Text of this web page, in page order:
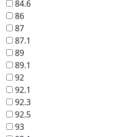
84.6
86
87
87.1
89
89.1
92
92.1
92.3
92.5
93